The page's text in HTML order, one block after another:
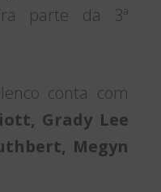
parte da 3ª
conta com
Grady Lee
Megyn